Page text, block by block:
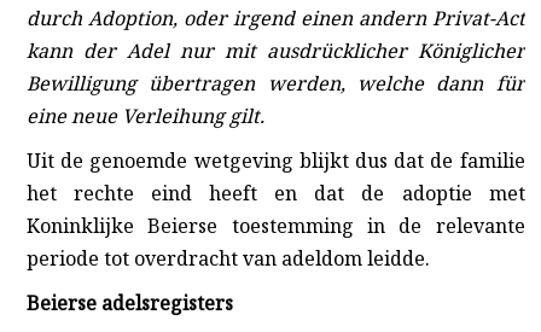
durch Adoption, oder irgend einen andern Privat-Act
kann der Adel nur mit ausdrücklicher Königlicher
Bewilligung übertragen werden, welche dann für
eine neue Verleihung gilt.
Uit de genoemde wetgeving blijkt dus dat de familie
het rechte eind heeft en dat de adoptie met
Koninklijke Beierse toestemming in de relevante
periode tot overdracht van adeldom leidde.
Beierse adelsregisters